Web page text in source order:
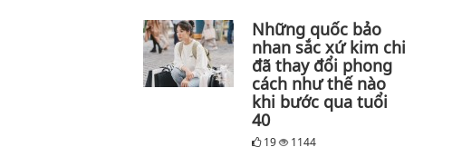
Những quốc bảo
nhan sắc xứ kim chi
đã thay đổi phong
cách như thế nào
khi bước qua tuổi
40
19 1144